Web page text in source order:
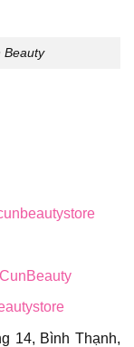
Beauty
14, Bình Thạnh,